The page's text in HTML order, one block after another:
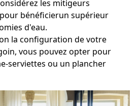
les mitigeurs
bénéficierun supérieur
d'eau.
la configuration de votre
vous pouvez opter pour
serviettes ou un plancher